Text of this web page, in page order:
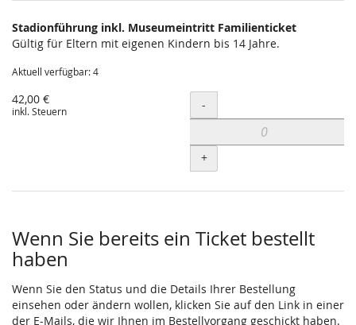
Stadionführung inkl. Museumeintritt Familienticket
Gültig für Eltern mit eigenen Kindern bis 14 Jahre.
Aktuell verfügbar: 4
42,00 €
inkl. Steuern Menge
-
+
Wenn Sie bereits ein Ticket bestellt
haben
Wenn Sie den Status und die Details Ihrer Bestellung
einsehen oder ändern wollen, klicken Sie auf den Link in einer
der E-Mails, die wir Ihnen im Bestellvorgang geschickt haben.